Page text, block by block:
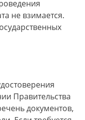
не взимается.
Правительства
документов,